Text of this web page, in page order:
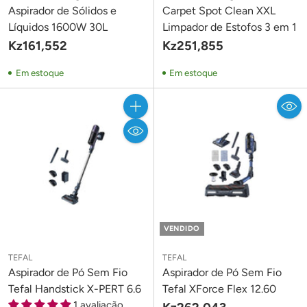
Acessórios para Pisos
Melhore sua rotina de limpeza comacessórios
especializados, como escovas, mopas, panos e kits de
limpeza. Cada produto é desenvolvido para atender
diferentes tipos de piso — madeira, cerâmica, porcelanato ou
vinil — garantindolimpeza eficaz sem danificar as
superfícies
Para complementar a limpeza, conheça também nossa linha
produtos Spontex
, incluindo esponjas, esfregões e
vassouras, ideais para manter seus pisos impecáveis com
Por Que Escolher a Twisted
Media?
Aspirador de Sólidos e
Líquidos 1600W 30L
Kz161,552
Em estoque
Carpet Spot Clean XXL
Limpador de Estofos 3 em 1
Kz251,855
Em estoque
Quantidade
TEFAL
Aspirador de Pó Sem Fio
Tefal Handstick X-PERT 6.6
VENDIDO
TEFAL
Aspirador de Pó Sem Fio
Tefal XForce Flex 12.60